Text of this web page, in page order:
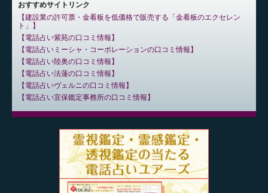
おすすめサイトリンク
建設業の許可票・金看板を低価格で販売する「金看板のエクセレン
ト」
電話占い紫苑の口コミ情報
電話占いミーシャ・コーポレーションの口コミ情報
電話占い陸奥の口コミ情報
電話占い法蓮の口コミ情報
電話占いヴェルニの口コミ情報
電話占い宜保鑑定事務所の口コミ情報